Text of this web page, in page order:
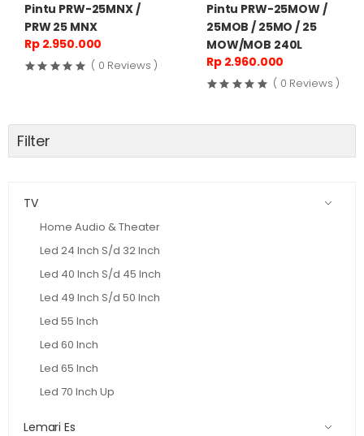
Pintu PRW-25MNX /
PRW 25 MNX
Rp 2.950.000
( 0 Reviews )
Pintu PRW-25MOW /
25MOB / 25MO / 25
MOW/MOB 240L
Rp 2.960.000
( 0 Reviews )
Filter
TV
Home Audio & Theater
Led 24 Inch S/d 32 Inch
Led 40 Inch S/d 45 Inch
Led 49 Inch S/d 50 Inch
Led 55 Inch
Led 60 Inch
Led 65 Inch
Led 70 Inch Up
Lemari Es